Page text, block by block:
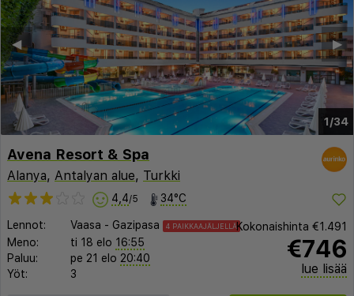
1/34
▶︎
◀︎
Avena Resort & Spa
Alanya, Antalyan alue, Turkki
4,4/5 34°C
Lennot: Vaasa - Gazipasa 4 PAIKKAAJÄLJELLÄ
Meno: ti 18 elo 16:55
Paluu:
pe 21 elo 20:40
Yöt:
3
Kokonaishinta €1.491
€746
lue lisää